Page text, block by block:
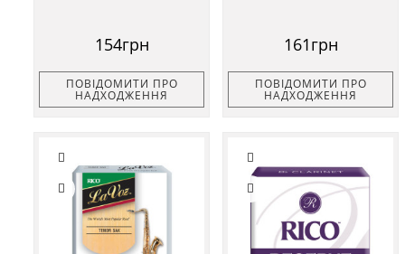
154грн
ПОВІДОМИТИ ПРО
НАДХОДЖЕННЯ
161грн
ПОВІДОМИТИ ПРО
НАДХОДЖЕННЯ